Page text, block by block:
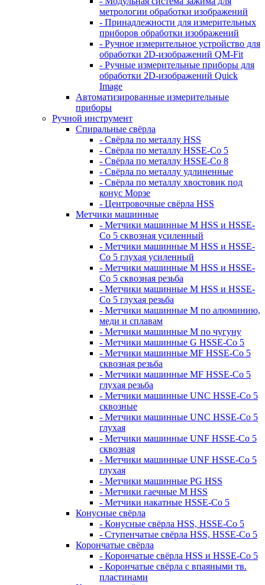
метрологии обработки изображений
- Принадлежности для измерительных
приборов обработки изображений
- Ручное измерительное устройство для
обработки 2D-изображений QM-Fit
- Ручные измерительные приборы для
обработки 2D-изображений Quick
Image
Автоматизированные измерительные
приборы
Ручной инструмент
Спиральные свёрла
- Свёрла по металлу HSS
- Свёрла по металлу HSSE-Co 5
- Свёрла по металлу HSSE-Co 8
- Свёрла по металлу удлиненные
- Свёрла по металлу хвостовик под
конус Морзе
- Центровочные свёрла HSS
Метчики машинные
- Метчики машинные M HSS и HSSE-
Co 5 сквозная усиленный
- Метчики машинные M HSS и HSSE-
Co 5 глухая усиленный
- Метчики машинные M HSS и HSSE-
Co 5 сквозная резьба
- Метчики машинные M HSS и HSSE-
Co 5 глухая резьба
- Метчики машинные M по алюминию,
меди и сплавам
- Метчики машинные M по чугуну
- Метчики машинные G HSSE-Co 5
- Метчики машинные MF HSSE-Co 5
сквозная резьба
- Метчики машинные MF HSSE-Co 5
глухая резьба
- Метчики машинные UNC HSSE-Co 5
сквозные
- Метчики машинные UNC HSSE-Co 5
глухая
- Метчики машинные UNF HSSE-Co 5
сквозная
- Метчики машинные UNF HSSE-Co 5
глухая
- Метчики машинные PG HSS
- Метчики гаечные M HSS
- Метчики накатные HSSE-Co 5
Конусные свёрла
- Конусные свёрла HSS, HSSE-Co 5
- Ступенчатые свёрла HSS, HSSE-Co 5
Корончатые свёрла
- Корончатые свёрла HSS и HSSE-Co 5
- Корончатые свёрла с впаяными тв.
пластинами